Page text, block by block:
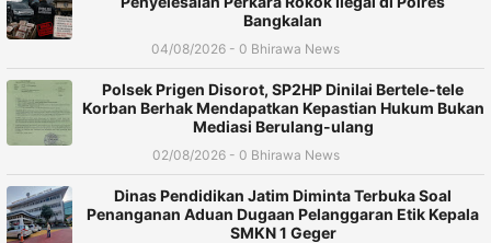
Bangkalan
04/08/2026 - 0 Bhirawa News
Polsek Prigen Disorot, SP2HP Dinilai Bertele-tele
Korban Berhak Mendapatkan Kepastian Hukum Bukan
Mediasi Berulang-ulang
02/08/2026 - 0 Bhirawa News
Dinas Pendidikan Jatim Diminta Terbuka Soal
Penanganan Aduan Dugaan Pelanggaran Etik Kepala
SMKN 1 Geger